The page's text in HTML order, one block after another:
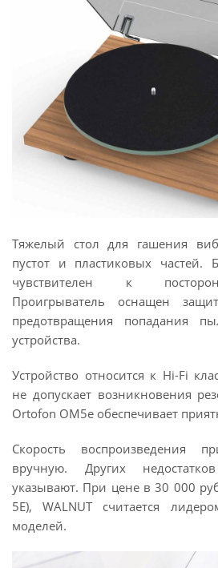
Тяжелый стол для гашения
пустот и пластиковых частей.
чувствителен к
Проигрыватель оснащен
предотвращения попадания
устройства.
Устройство относится к Hi-Fi
не допускает возникновения
Ortofon OM5e обеспечивает
Скорость воспроизведения
вручную. Других
указывают. При цене в 30 000
5E), WALNUT считается
моделей.